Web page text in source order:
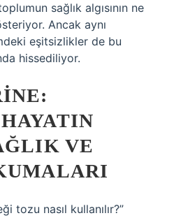
sağlık algısının ne
Ancak aynı
eşitsizlikler de bu
hissediliyor.
VE
tozu nasıl kullanılır?”